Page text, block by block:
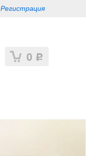
Регистрация
0 Р